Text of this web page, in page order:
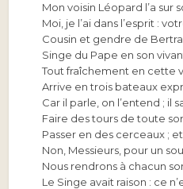
Mon voisin Léopard l’a sur
Moi, je l’ai dans l’esprit :
Cousin et gendre de
Singe du Pape en son
Tout fraîchement en cette
Arrive en trois bateaux
Car il parle, on l’entend ; il
Faire des tours de toute
Passer en des cerceaux ;
Non, Messieurs, pour un
Nous rendrons à chacun
Le Singe avait raison : ce